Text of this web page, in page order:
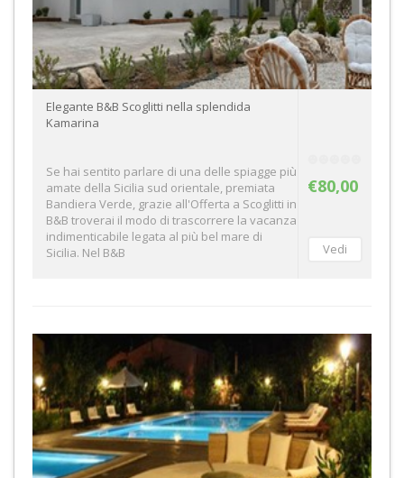
€80,00
Elegante B&B Scoglitti nella splendida
Kamarina
Se hai sentito parlare di una delle spiagge più
amate della Sicilia sud orientale, premiata
Bandiera Verde, grazie all'Offerta a Scoglitti in
B&B troverai il modo di trascorrere la vacanza
indimenticabile legata al più bel mare di
Sicilia. Nel B&B